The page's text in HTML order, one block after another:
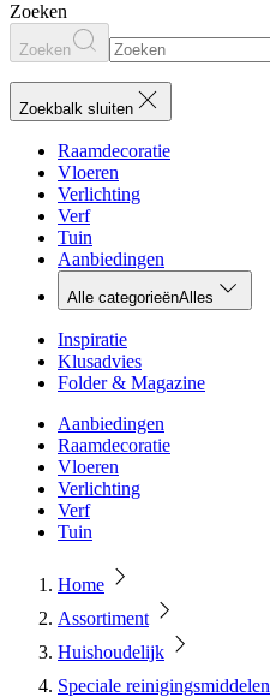
Zoeken
Zoeken
Zoekbalk sluiten
Raamdecoratie
Vloeren
Verlichting
Verf
Tuin
Aanbiedingen
Alle categorieënAlles
Inspiratie
Klusadvies
Folder & Magazine
Aanbiedingen
Raamdecoratie
Vloeren
Verlichting
Verf
Tuin
Home
Assortiment
Huishoudelijk
Speciale reinigingsmiddelen